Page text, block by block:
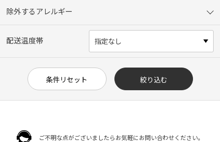
除外するアレルギー
配送温度帯
ご不明な点がございましたらお気軽にお問い合わせください。